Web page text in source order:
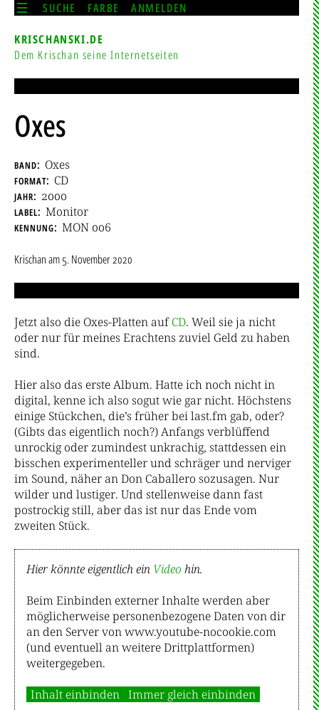
SUCHE FARBE ANMELDEN
KRISCHANSKI.DE
Dem Krischan seine Internetseiten
Oxes
band Oxes
format CD
jahr 2000
label Monitor
kennung MON 006
Krischanam5. November 2020
Jetzt also die Oxes-Platten aufCD. Weil sie ja nicht
oder nur für meines Erachtens zuviel Geld zu haben
sind.
Hier also das erste Album. Hatte ich noch nicht in
digital, kenne ich also sogut wie gar nicht. Höchstens
einige Stückchen, die’s früher bei last.fm gab, oder?
(Gibts das eigentlich noch?) Anfangs verblüffend
unrockig oder zumindest unkrachig, stattdessen ein
bisschen experimenteller und schräger und nerviger
im Sound, näher an Don Caballero sozusagen. Nur
wilder und lustiger. Und stellenweise dann fast
postrockig still, aber das ist nur das Ende vom
zweiten Stück.
Hier könnte eigentlich ein Video hin.
Beim Einbinden externer Inhalte werden aber
möglicherweise personenbezogene Daten von dir
an den Server von www.youtube-nocookie.com
(und eventuell an weitere Drittplattformen)
weitergegeben.
Inhalt einbinden Immer gleich einbinden